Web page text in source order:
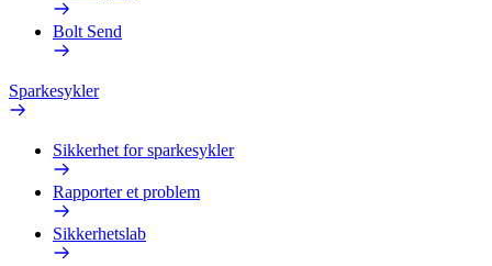
Bolt Send
Sparkesykler
Sikkerhet for sparkesykler
Rapporter et problem
Sikkerhetslab